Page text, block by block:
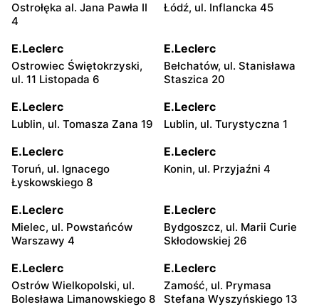
Ostrołęka al. Jana Pawła II
4
Łódź, ul. Inflancka 45
E.Leclerc
Ostrowiec Świętokrzyski,
ul. 11 Listopada 6
E.Leclerc
Bełchatów, ul. Stanisława
Staszica 20
E.Leclerc
Lublin, ul. Tomasza Zana 19
E.Leclerc
Lublin, ul. Turystyczna 1
E.Leclerc
Toruń, ul. Ignacego
Łyskowskiego 8
E.Leclerc
Konin, ul. Przyjaźni 4
E.Leclerc
Mielec, ul. Powstańców
Warszawy 4
E.Leclerc
Bydgoszcz, ul. Marii Curie
Skłodowskiej 26
E.Leclerc
Ostrów Wielkopolski, ul.
Bolesława Limanowskiego 8
E.Leclerc
Zamość, ul. Prymasa
Stefana Wyszyńskiego 13